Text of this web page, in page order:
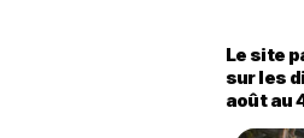
Le site
sur les
août au